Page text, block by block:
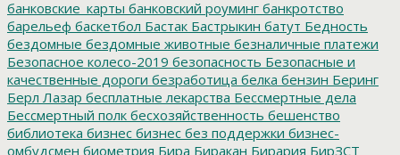
банковские_карты банковский роуминг банкротство
барельеф баскетбол Бастак Бастрыкин батут Бедность
бездомные бездомные животные безналичные платежи
Безопасное колесо-2019 безопасность Безопасные и
качественные дороги безработица белка бензин Беринг
Берл Лазар бесплатные лекарства Бессмертные дела
Бессмертный полк бесхозяйственность бешенство
библиотека бизнес бизнес без поддержки бизнес-
омбудсмен биометрия Бира Биракан Бирария БирЗСТ